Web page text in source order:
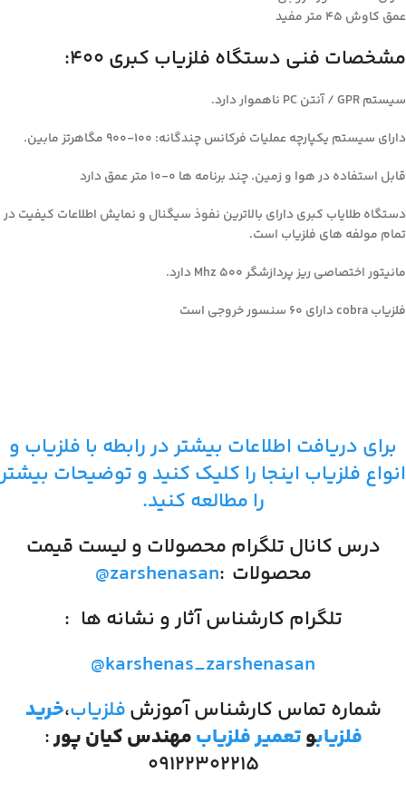
عمق کاوش ۴۵ متر مفید
مشخصات فنی دستگاه فلزیاب کبری ۴۰۰:
سیستم GPR / آنتن PC ناهموار دارد.
دارای سیستم یکپارچه عملیات فرکانس چندگانه: ۱۰۰-۹۰۰ مگاهرتز مابین.
قابل استفاده در هوا و زمین. چند برنامه ها ۰-۱۰ متر عمق دارد
دستگاه طلایاب کبری دارای بالاترین نفوذ سیگنال و نمایش اطلاعات کیفیت در
تمام مولفه های فلزیاب است.
مانیتور اختصاصی ریز پردازشگر Mhz 500 دارد.
فلزیاب cobra دارای ۶۰ سنسور خروجی است
برای دریافت اطلاعات بیشتر در رابطه با فلزیاب و
انواع فلزیاب اینجا را کلیک کنید و توضیحات بیشتر
را مطالعه کنید.
درس کانال تلگرام محصولات و لیست قیمت
محصولات :
@zarshenasan
تلگرام کارشناس آثار و نشانه ها :
@karshenas_zarshenasan
شماره تماس کارشناس آموزشفلزیاب،خرید
فلزیابوتعمیر فلزیابمهندس کیان پور:
۰۹۱۲۲۳۰۲۲۱۵